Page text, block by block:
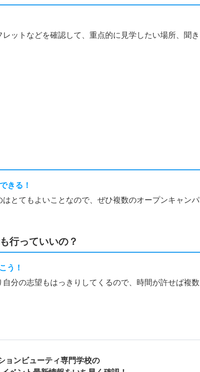
ットなどを確認して、重点的に見学したい場所、聞き
きる！
とてもよいことなので、ぜひ複数のオープンキャンパ
行っていいの？
う！
分の志望もはっきりしてくるので、時間が許せば複数
ョンビューティ専門学校の